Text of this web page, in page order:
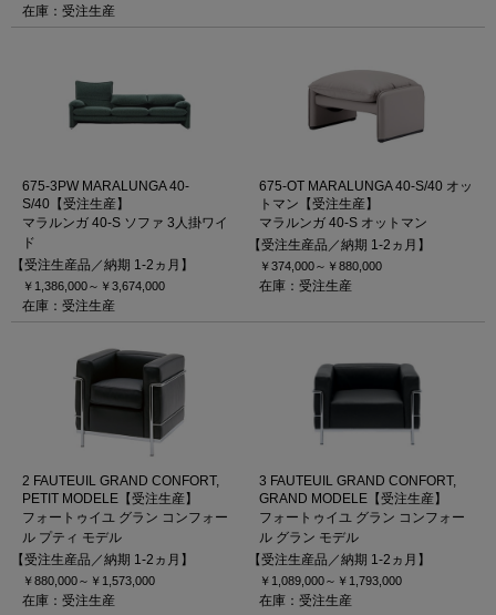
在庫：受注生産
675-3PW MARALUNGA 40-
S/40【受注生産】
マラルンガ 40-S ソファ 3人掛ワイ
ド
【受注生産品／納期 1-2ヵ月】
￥1,386,000～ ￥3,674,000
在庫：受注生産
675-OT MARALUNGA 40-S/40 オッ
トマン【受注生産】
マラルンガ 40-S オットマン
【受注生産品／納期 1-2ヵ月】
￥374,000～ ￥880,000
在庫：受注生産
2 FAUTEUIL GRAND CONFORT,
PETIT MODELE【受注生産】
フォートゥイユ グラン コンフォー
ル プティ モデル
【受注生産品／納期 1-2ヵ月】
￥880,000～ ￥1,573,000
在庫：受注生産
3 FAUTEUIL GRAND CONFORT,
GRAND MODELE【受注生産】
フォートゥイユ グラン コンフォー
ル グラン モデル
【受注生産品／納期 1-2ヵ月】
￥1,089,000～ ￥1,793,000
在庫：受注生産